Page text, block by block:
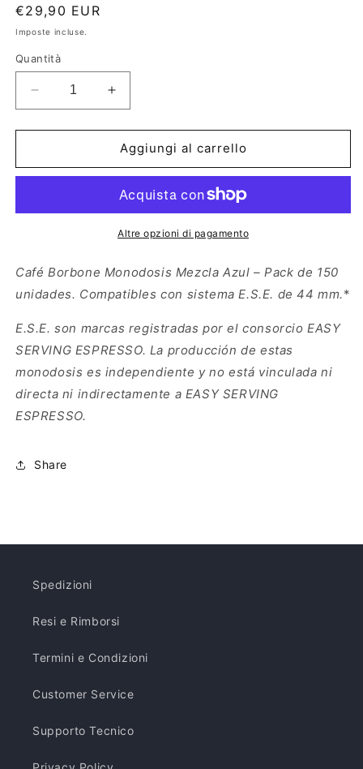
Prezzo
di
€29,90 EUR
Imposte incluse.
Quantità
Diminuisci
quantità
per
Borbone
Compostables,
Mezcla
150
–
E.S.E.
diámetro
mayor
de
44
mm
unidades
Aumenta
quantità
per
Café
Borbone
Compostables,
Mezcla
Azul
150
–
E.S.E.
diámetro
mayor
de
44
Aggiungi al carrello
Altre opzioni di pagamento
Café Borbone Monodosis Mezcla Azul – Pack de 150
unidades. Compatibles con sistema E.S.E. de 44 mm.*
E.S.E. son marcas registradas por el consorcio EASY
SERVING ESPRESSO. La producción de estas
monodosis es independiente y no está vinculada ni
directa ni indirectamente a EASY SERVING
ESPRESSO.
Share
Spedizioni
Resi e Rimborsi
Termini e Condizioni
Customer Service
Supporto Tecnico